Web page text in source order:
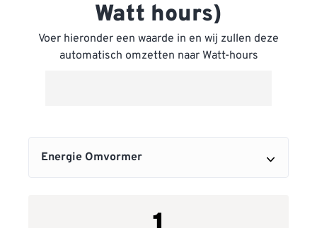
Watt hours)
Voer hieronder een waarde in en wij zullen deze
automatisch omzetten naar Watt-hours